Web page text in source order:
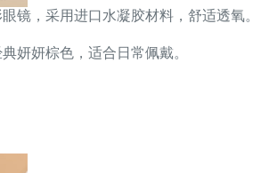
镜，采用进口水凝胶材料，舒适透氧。
妍妍棕色，适合日常佩戴。